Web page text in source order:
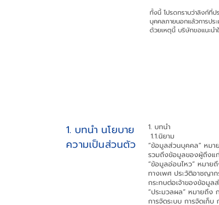
ทั้งนี้ โปรดทราบว่าลิงก์ที่
บุคคลภายนอกแล้วการปร
ด้วยเหตุนี้ บริษัทขอแนะนำ
1. บทนำ นโยบาย
ความเป็นส่วนตัว
1. บทนำ
1.1.นิยาม
“ข้อมูลส่วนบุคคล” หมา
รวมถึงข้อมูลของผู้ถึงแ
“ข้อมูลอ่อนไหว” หมาย
ทางเพศ ประวัติอาชญ
กระทบต่อเจ้าของข้อมู
“ประมวลผล” หมายถึง
การจัดระบบ การจัดเก็บ